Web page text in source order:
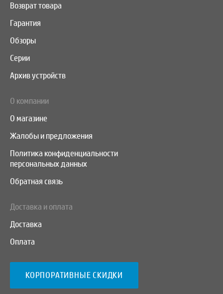
Возврат товара
Гарантия
Обзоры
Серии
Архив устройств
О компании
О магазине
Жалобы и предложения
Политика конфиденциальности
персональных данных
Обратная связь
Доставка и оплата
Доставка
Оплата
КОРПОРАТИВНЫЕ СКИДКИ